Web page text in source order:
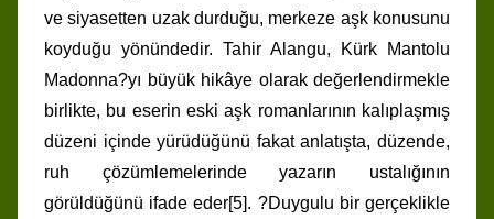
ve siyasetten uzak durduğu, merkeze aşk konusunu
koyduğu yönündedir. Tahir Alangu, Kürk Mantolu
Madonna?yı büyük hikâye olarak değerlendirmekle
birlikte, bu eserin eski aşk romanlarının kalıplaşmış
düzeni içinde yürüdüğünü fakat anlatışta, düzende,
ruh çözümlemelerinde yazarın ustalığının
görüldüğünü ifade eder[5]. ?Duygulu bir gerçeklikle